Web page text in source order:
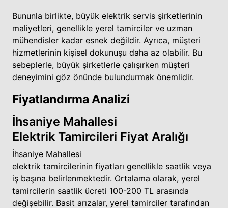
Bununla birlikte, büyük elektrik servis şirketlerinin
maliyetleri, genellikle yerel tamirciler ve uzman
mühendisler kadar esnek değildir. Ayrıca, müşteri
hizmetlerinin kişisel dokunuşu daha az olabilir. Bu
sebeplerle, büyük şirketlerle çalışırken müşteri
deneyimini göz önünde bulundurmak önemlidir.
Fiyatlandırma Analizi
İhsaniye Mahallesi
Elektrik Tamircileri Fiyat Aralığı
İhsaniye Mahallesi
elektrik tamircilerinin fiyatları genellikle saatlik veya
iş başına belirlenmektedir. Ortalama olarak, yerel
tamircilerin saatlik ücreti 100-200 TL arasında
değişebilir. Basit arızalar, yerel tamirciler tarafından